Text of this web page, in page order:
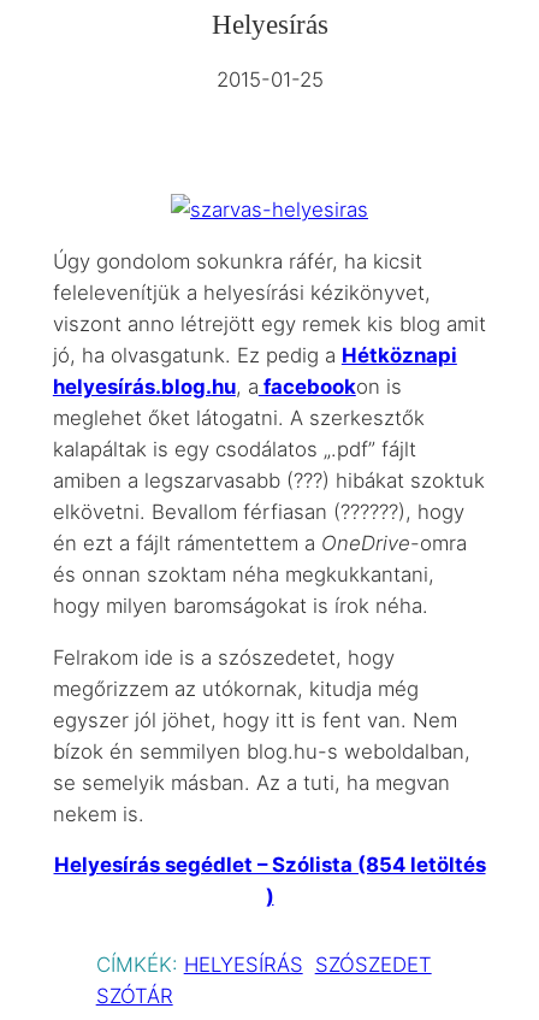
Helyesírás
2015-01-25
Úgy gondolom sokunkra ráfér, ha kicsit
felelevenítjük a helyesírási kézikönyvet,
viszont anno létrejött egy remek kis blog amit
jó, ha olvasgatunk. Ez pedig a Hétköznapi
helyesírás.blog.hu, a facebookon is
meglehet őket látogatni. A szerkesztők
kalapáltak is egy csodálatos „.pdf” fájlt
amiben a legszarvasabb (???) hibákat szoktuk
elkövetni. Bevallom férfiasan (??????), hogy
én ezt a fájlt rámentettem a OneDrive-omra
és onnan szoktam néha megkukkantani,
hogy milyen baromságokat is írok néha.
Felrakom ide is a szószedetet, hogy
megőrizzem az utókornak, kitudja még
egyszer jól jöhet, hogy itt is fent van. Nem
bízok én semmilyen blog.hu-s weboldalban,
se semelyik másban. Az a tuti, ha megvan
nekem is.
Helyesírás segédlet – Szólista (854 letöltés
)
CÍMKÉK: HELYESÍRÁS SZÓSZEDET
SZÓTÁR